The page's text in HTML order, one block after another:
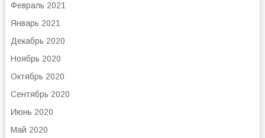
Февраль 2021
Январь 2021
Декабрь 2020
Ноябрь 2020
Октябрь 2020
Сентябрь 2020
Июнь 2020
Май 2020